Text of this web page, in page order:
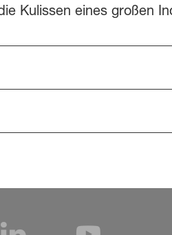
Kulissen eines großen